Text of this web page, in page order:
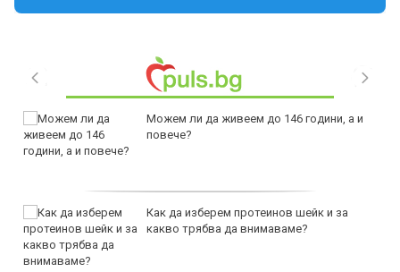
Можем ли да живеем до 146 години, а и
повече?
Как да изберем протеинов шейк и за
какво трябва да внимаваме?